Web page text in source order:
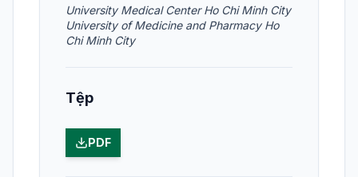
University Medical Center Ho Chi Minh City
University of Medicine and Pharmacy Ho
Chi Minh City
Tệp
PDF